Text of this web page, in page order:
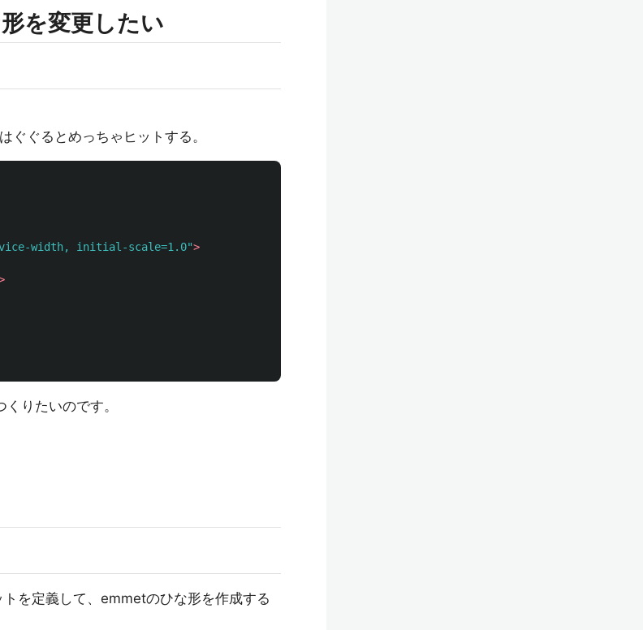
を変更したい
ぐぐるとめっちゃヒットする。
width, initial-scale=1.0">
りたいのです。
を定義して、emmetのひな形を作成する